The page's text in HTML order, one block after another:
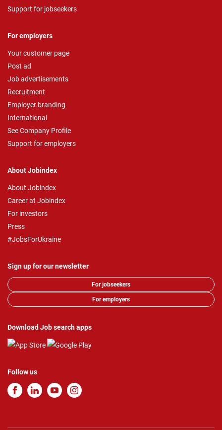
Support for jobseekers
For employers
Your customer page
Post ad
Job advertisements
Recruitment
Employer branding
International
See Company Profile
Support for employers
About Jobindex
About Jobindex
Career at Jobindex
For investors
Press
#JobsForUkraine
Sign up for our newsletter
For jobseekers
For employers
Download Job search apps
Follow us